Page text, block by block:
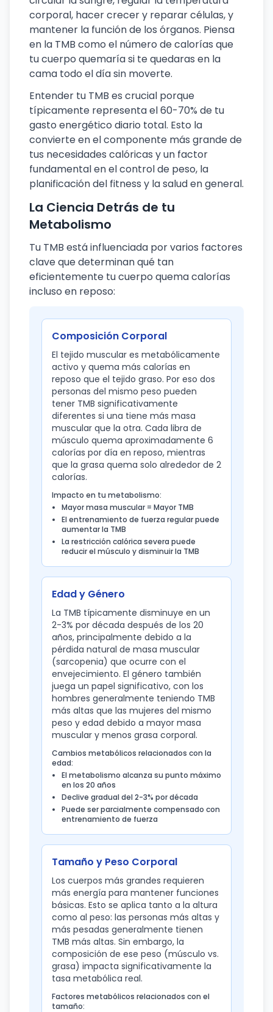
corporal, hacer crecer y reparar células, y
mantener la función de los órganos. Piensa
en la TMB como el número de calorías que
tu cuerpo quemaría si te quedaras en la
cama todo el día sin moverte.
Entender tu TMB es crucial porque
típicamente representa el 60-70% de tu
gasto energético diario total. Esto la
convierte en el componente más grande de
tus necesidades calóricas y un factor
fundamental en el control de peso, la
planificación del fitness y la salud en general.
La Ciencia Detrás de tu
Metabolismo
Tu TMB está influenciada por varios factores
clave que determinan qué tan
eficientemente tu cuerpo quema calorías
incluso en reposo:
Composición Corporal
El tejido muscular es metabólicamente
activo y quema más calorías en
reposo que el tejido graso. Por eso dos
personas del mismo peso pueden
tener TMB significativamente
diferentes si una tiene más masa
muscular que la otra. Cada libra de
músculo quema aproximadamente 6
calorías por día en reposo, mientras
que la grasa quema solo alrededor de 2
calorías.
Impacto en tu metabolismo:
Mayor masa muscular = Mayor TMB
El entrenamiento de fuerza regular puede
aumentar la TMB
La restricción calórica severa puede
reducir el músculo y disminuir la TMB
Edad y Género
La TMB típicamente disminuye en un
2-3% por década después de los 20
años, principalmente debido a la
pérdida natural de masa muscular
(sarcopenia) que ocurre con el
envejecimiento. El género también
juega un papel significativo, con los
hombres generalmente teniendo TMB
más altas que las mujeres del mismo
peso y edad debido a mayor masa
muscular y menos grasa corporal.
Cambios metabólicos relacionados con la
edad:
El metabolismo alcanza su punto máximo
en los 20 años
Declive gradual del 2-3% por década
Puede ser parcialmente compensado con
entrenamiento de fuerza
Tamaño y Peso Corporal
Los cuerpos más grandes requieren
más energía para mantener funciones
básicas. Esto se aplica tanto a la altura
como al peso: las personas más altas y
más pesadas generalmente tienen
TMB más altas. Sin embargo, la
composición de ese peso (músculo vs.
grasa) impacta significativamente la
tasa metabólica real.
Factores metabólicos relacionados con el
tamaño: